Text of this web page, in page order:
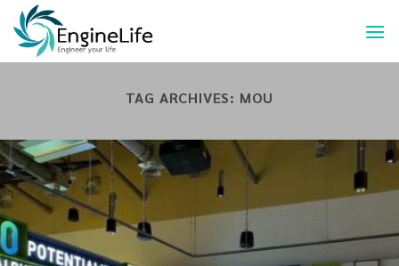
TAG ARCHIVES: MOU